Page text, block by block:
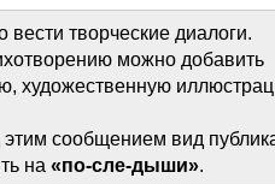
вести творческие диалоги.
можно добавить
художественную
сообщением вид
на «по-сле-дыши».